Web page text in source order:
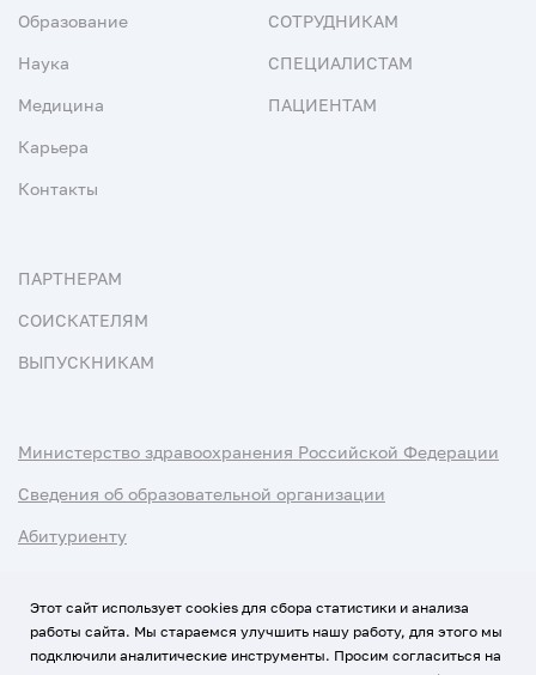
Образование
Наука
Медицина
Карьера
Контакты
СОТРУДНИКАМ
СПЕЦИАЛИСТАМ
ПАЦИЕНТАМ
ПАРТНЕРАМ
СОИСКАТЕЛЯМ
ВЫПУСКНИКАМ
Министерство здравоохранения Российской Федерации
Сведения об образовательной организации
Абитуриенту
Этот сайт использует cookies для сбора статистики и анализа
работы сайта. Мы стараемся улучшить нашу работу, для этого мы
подключили аналитические инструменты. Просим согласиться на